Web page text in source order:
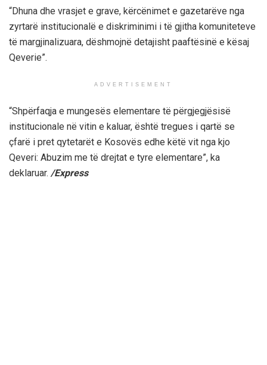
“Dhuna dhe vrasjet e grave, kërcënimet e gazetarëve nga
zyrtarë institucionalë e diskriminimi i të gjitha komuniteteve
të margjinalizuara, dëshmojnë detajisht paaftësinë e kësaj
Qeverie”.
ADVERTISEMENT
“Shpërfaqja e mungesës elementare të përgjegjësisë
institucionale në vitin e kaluar, është tregues i qartë se
çfarë i pret qytetarët e Kosovës edhe këtë vit nga kjo
Qeveri: Abuzim me të drejtat e tyre elementare”, ka
deklaruar. /Express